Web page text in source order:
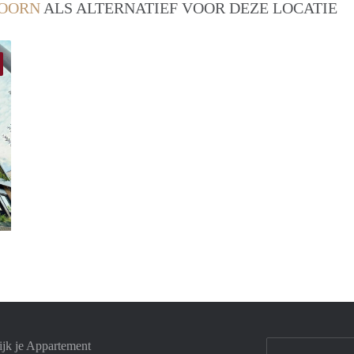
ALS ALTERNATIEF VOOR DEZE LOCATIE
Rianne
je Appartement